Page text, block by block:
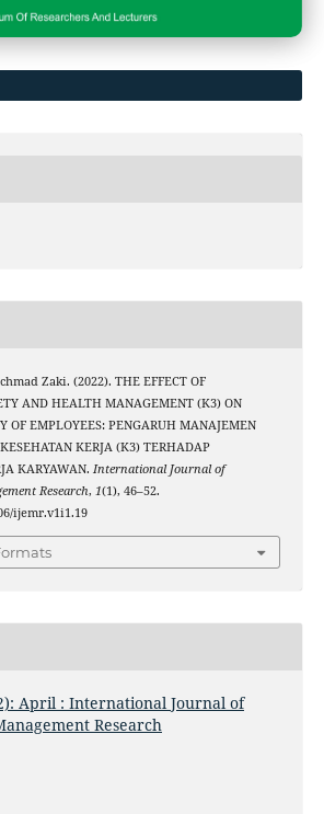
Zaki. (2022). THE EFFECT OF
AND HEALTH MANAGEMENT (K3) ON
OF EMPLOYEES: PENGARUH MANAJEMEN
KERJA (K3) TERHADAP
KARYAWAN. International Journal of
Research, 1(1), 46–52.
ijemr.v1i1.19
April : International Journal of
Research